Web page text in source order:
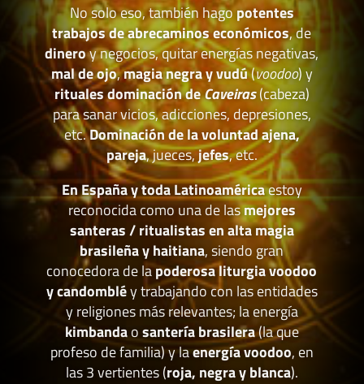
No solo eso, también hagopotentes
trabajos de abrecaminos económicos, de
dineroy negocios, quitar energías negativas,
mal de ojo,magia negra y vudú(voodoo) y
rituales dominación deCaveiras(cabeza)
para sanar vicios, adicciones, depresiones,
etc.Dominación de la voluntad ajena,
pareja, jueces,jefes, etc.
En España y toda Latinoaméricaestoy
reconocida como una de lasmejores
santeras / ritualistas en alta magia
brasileña y haitiana, siendo gran
conocedora de lapoderosa liturgia voodoo
y candombléy trabajando con las entidades
y religiones más relevantes; la energía
kimbandaosantería brasilera(la que
profeso de familia) y laenergía voodoo, en
las 3 vertientes (roja, negra y blanca).